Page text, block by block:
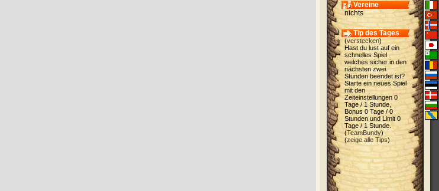
Vereine
nichts
Tip des Tages
(verstecken)
Hast du lust auf ein
schnelles Spiel
welches sicher in den
nächsten zwei
Stunden beendet ist?
Starte ein neues Spiel
mit den
Zeiteinstellungen 0
Tage / 1 Stunde,
Bonus 0 Tage / 0
Stunden und Limit 0
Tage / 1 Stunde.
(TeamBundy)
(zeige alle Tips)